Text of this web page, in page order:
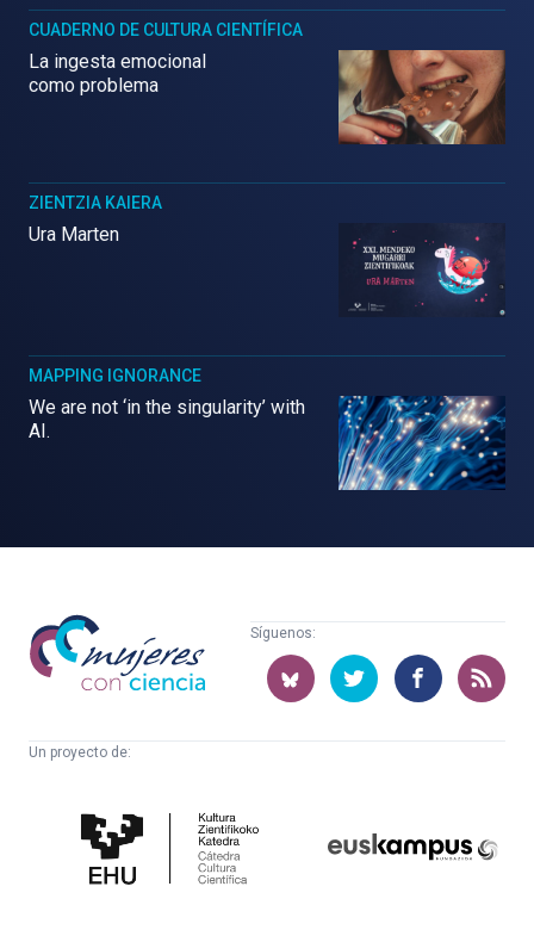
CUADERNO DE CULTURA CIENTÍFICA
La ingesta emocional
como problema
ZIENTZIA KAIERA
Ura Marten
MAPPING IGNORANCE
We are not ‘in the singularity’ with
AI.
Mujeres
con
ciencia
Síguenos:
Un proyecto de:
Cultura
Científica